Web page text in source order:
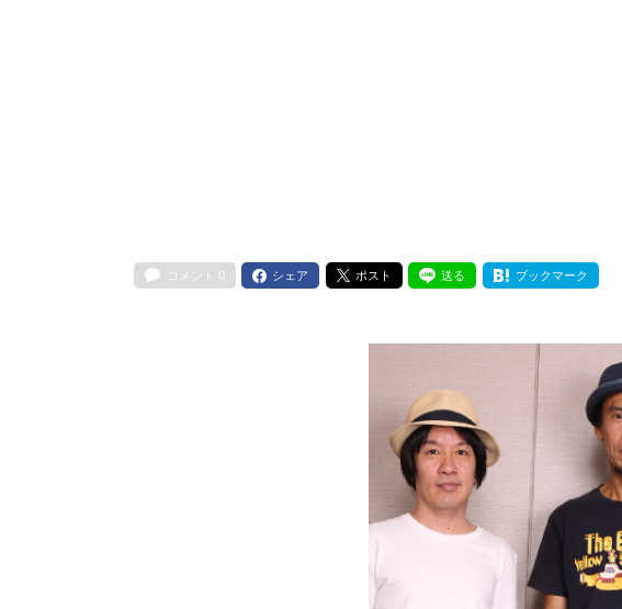
コメント 0 シェア ポスト 送る ブックマーク